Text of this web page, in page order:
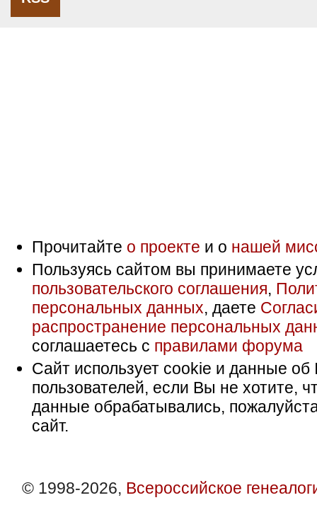
Прочитайте о проекте и о нашей
Пользуясь сайтом вы принимаете
пользовательского соглашения,
персональных данных, даете
распространение персональных
соглашаетесь с правилами форума
Сайт использует cookie и данные об
пользователей, если Вы не хотите,
данные обрабатывались,
сайт.
© 1998-2026, Всероссийское